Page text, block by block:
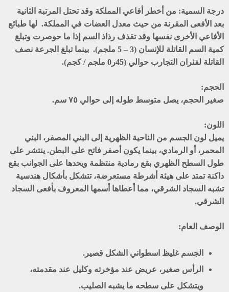
درجة السمية: من أخطر أفاعي المملكة وقد تحتل المرتبة الثانية
بعد الأفعى المقرنة من حيث معدل العضات في المملكة. لها طبائع
الأفاعي الأخرى نفسها وقد تقذف رذاذ السم إذا ما حوصرت وتبلغ
كمية السم القاتلة للإنسان (3 – 5 ملجم). بينما تبلغ الجرعة نصف
القاتلة لفئران التجارب حوالي (45ر0 ملجم / كجم).
الحجم:
صغير الحجم، يصل متوسط طوله إلى حوالي ٧٥ سم.
اللون:
يميل لون الجسم من الناحية الظهرية إلى البني المصفر، البني
المحمر، أو الرمادي، بينما يكون أصفر فاتح على البطن. ينتشر على
طول السطح الظهري بقع رمادية منتظمة ويحدها على الجوانب بقع
داكنة تمتد على هيئة أشرطة مستعرضة، تتشكل بأشكال هندسية
تشبه السجاد الشرقي، مما أعطاها أسمها المعروف بأفعى السجاد
الشرقي.
الوصف العام:
الجسم غليظ اسطواني الشكل قصير.
الرأس صغير، عريض عند مؤخرته وكليل عند مقدمته،
ويتشكل على سطحه ما يشبه الصليب.